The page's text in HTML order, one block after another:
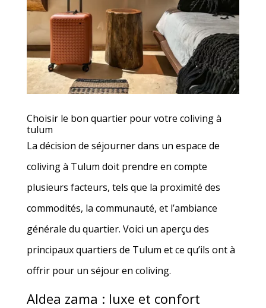
Choisir le bon quartier pour votre coliving à
tulum
La décision de séjourner dans un espace de
coliving à Tulum doit prendre en compte
plusieurs facteurs, tels que la proximité des
commodités, la communauté, et l’ambiance
générale du quartier. Voici un aperçu des
principaux quartiers de Tulum et ce qu’ils ont à
offrir pour un séjour en coliving.
Aldea zama : luxe et confort